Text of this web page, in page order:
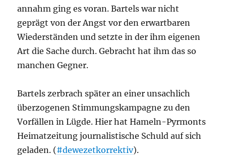
annahm ging es voran. Bartels war nicht
geprägt von der Angst vor den erwartbaren
Wiederständen und setzte in der ihm eigenen
Art die Sache durch. Gebracht hat ihm das so
manchen Gegner.
Bartels zerbrach später an einer unsachlich
überzogenen Stimmungskampagne zu den
Vorfällen in Lügde. Hier hat Hameln-Pyrmonts
Heimatzeitung journalistische Schuld auf sich
geladen. (#dewezetkorrektiv).